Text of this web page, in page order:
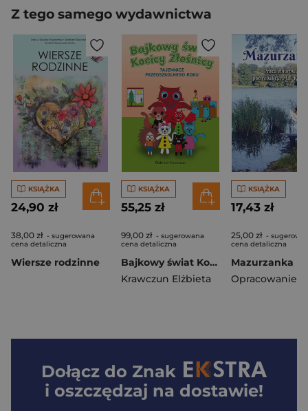
Z tego samego wydawnictwa
KSIĄŻKA
24,90 zł
38,00 zł - sugerowana
cena detaliczna
Wiersze rodzinne
KSIĄŻKA
55,25 zł
99,00 zł - sugerowana
cena detaliczna
Bajkowy świat Kocicy Złośnicy
Krawczun Elżbieta
KSIĄŻKA
17,43 zł
25,00 zł -
cena detaliczna
Mazurzanka
Dołącz do Znak
i oszczędzaj na dostawie!